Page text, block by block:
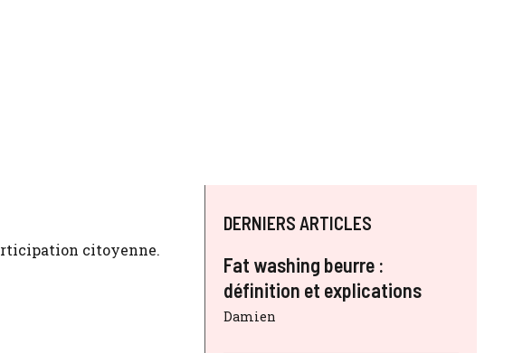
citoyenne.
DERNIERS ARTICLES
Fat washing beurre :
définition et explications
Damien